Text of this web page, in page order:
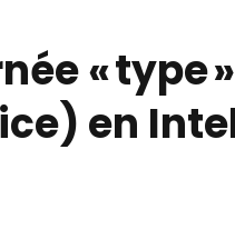
« type
en